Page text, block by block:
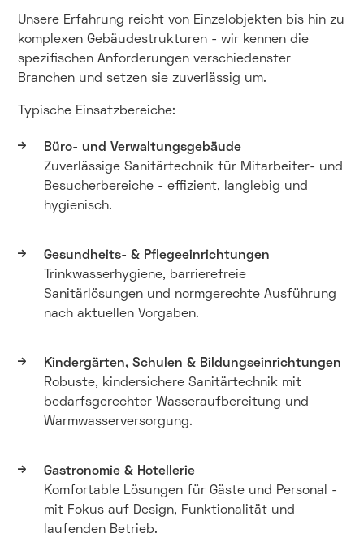
Unsere Erfahrung reicht von Einzelobjekten bis hin zu
komplexen Gebäudestrukturen - wir kennen die
spezifischen Anforderungen verschiedenster
Branchen und setzen sie zuverlässig um.
Typische Einsatzbereiche:
Büro- und Verwaltungsgebäude
Zuverlässige Sanitärtechnik für Mitarbeiter- und
Besucherbereiche - effizient, langlebig und
hygienisch.
Gesundheits- & Pflegeeinrichtungen
Trinkwasserhygiene, barrierefreie
Sanitärlösungen und normgerechte Ausführung
nach aktuellen Vorgaben.
Kindergärten, Schulen & Bildungseinrichtungen
Robuste, kindersichere Sanitärtechnik mit
bedarfsgerechter Wasseraufbereitung und
Warmwasserversorgung.
Gastronomie & Hotellerie
Komfortable Lösungen für Gäste und Personal -
mit Fokus auf Design, Funktionalität und
laufenden Betrieb.